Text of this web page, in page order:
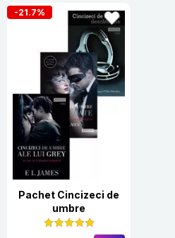
-21.7%
Pachet Cincizeci de
umbre